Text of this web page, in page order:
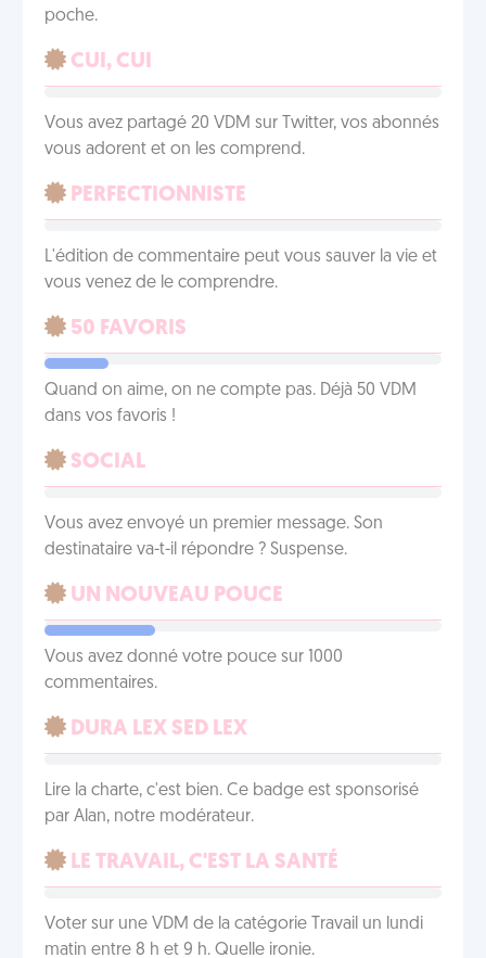
poche.
CUI, CUI
Vous avez partagé 20 VDM sur Twitter, vos abonnés
vous adorent et on les comprend.
PERFECTIONNISTE
L'édition de commentaire peut vous sauver la vie et
vous venez de le comprendre.
50 FAVORIS
Quand on aime, on ne compte pas. Déjà 50 VDM
dans vos favoris !
SOCIAL
Vous avez envoyé un premier message. Son
destinataire va-t-il répondre ? Suspense.
UN NOUVEAU POUCE
Vous avez donné votre pouce sur 1000
commentaires.
DURA LEX SED LEX
Lire la charte, c'est bien. Ce badge est sponsorisé
par Alan, notre modérateur.
LE TRAVAIL, C'EST LA SANTÉ
Voter sur une VDM de la catégorie Travail un lundi
matin entre 8 h et 9 h. Quelle ironie.